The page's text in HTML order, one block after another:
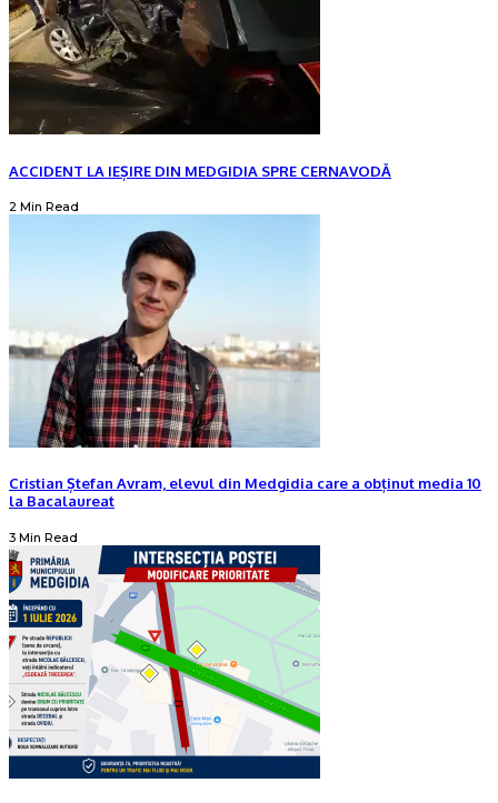
ACCIDENT LA IEȘIRE DIN MEDGIDIA SPRE CERNAVODĂ
2 Min Read
Cristian Ștefan Avram, elevul din Medgidia care a obținut media 10
la Bacalaureat
3 Min Read